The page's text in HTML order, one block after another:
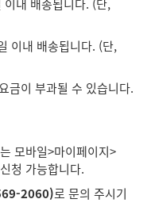
내 배송됩니다. (단,
이내 배송됩니다. (단,
금이 부과될 수 있습니다.
모바일>마이페이지>
청 가능합니다.
2060)로 문의 주시기